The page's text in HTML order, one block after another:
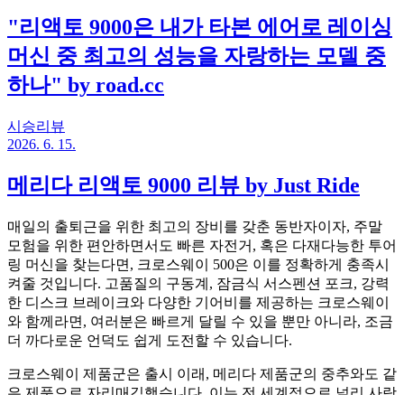
"리액토 9000은 내가 타본 에어로 레이싱
머신 중 최고의 성능을 자랑하는 모델 중
하나" by road.cc
시승리뷰
2026. 6. 15.
메리다 리액토 9000 리뷰 by Just Ride
매일의 출퇴근을 위한 최고의 장비를 갖춘 동반자이자, 주말
모험을 위한 편안하면서도 빠른 자전거, 혹은 다재다능한 투어
링 머신을 찾는다면, 크로스웨이 500은 이를 정확하게 충족시
켜줄 것입니다. 고품질의 구동계, 잠금식 서스펜션 포크, 강력
한 디스크 브레이크와 다양한 기어비를 제공하는 크로스웨이
와 함께라면, 여러분은 빠르게 달릴 수 있을 뿐만 아니라, 조금
더 까다로운 언덕도 쉽게 도전할 수 있습니다.
크로스웨이 제품군은 출시 이래, 메리다 제품군의 중추와도 같